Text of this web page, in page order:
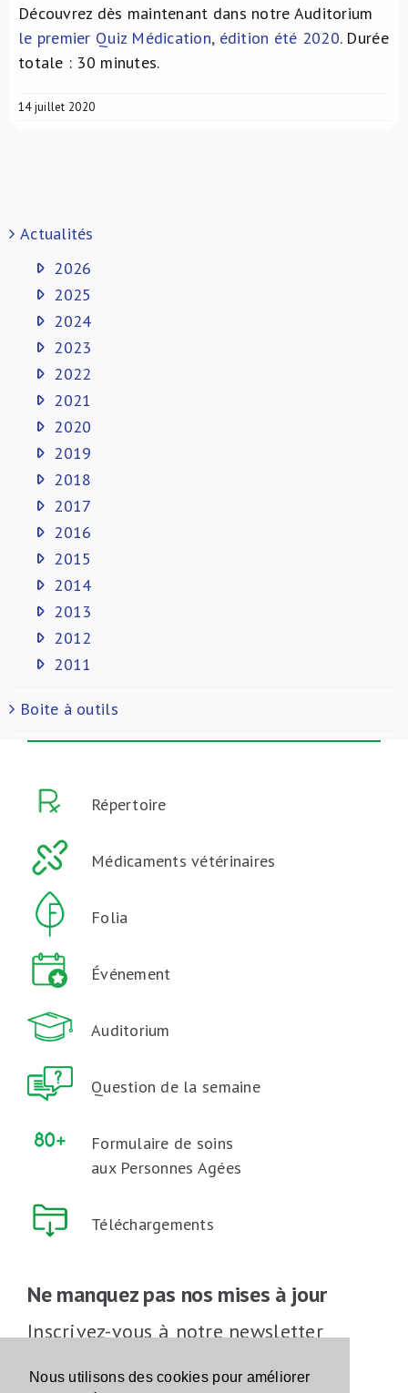
Nous utilisons des cookies pour améliorer
Découvrez dès maintenant dans notre Auditorium
le premier Quiz Médication, édition été 2020. Durée
totale : 30 minutes.
14 juillet 2020
Actualités
2026
2025
2024
2023
2022
2021
2020
2019
2018
2017
2016
2015
2014
2013
2012
2011
Boite à outils
Répertoire
Médicaments vétérinaires
Folia
Événement
Auditorium
Question de la semaine
Formulaire de soins
aux Personnes Agées
Téléchargements
Ne manquez pas nos mises à jour
Inscrivez-vous à notre newsletter
Inscrivez-vous